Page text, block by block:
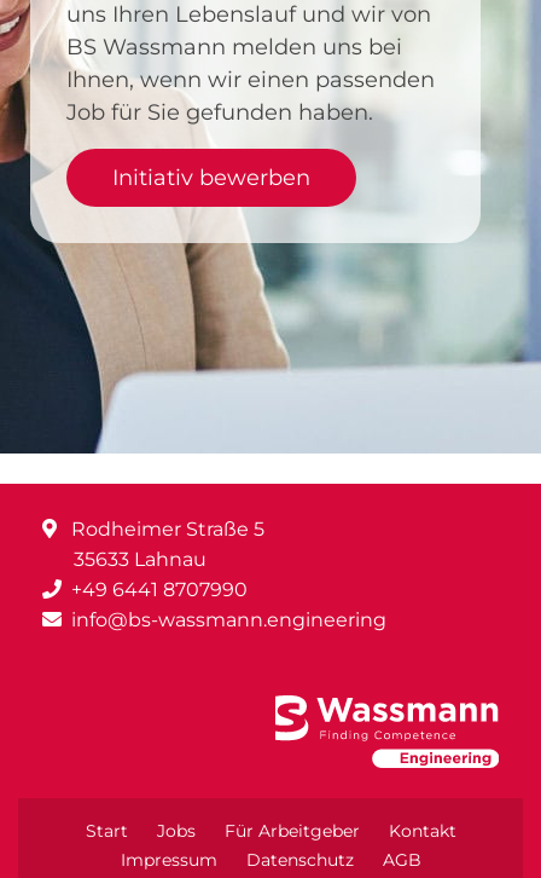
uns Ihren Lebenslauf und wir von
BS Wassmann melden uns bei
Ihnen, wenn wir einen passenden
Job für Sie gefunden haben.
Initiativ bewerben
Rodheimer Straße 5
35633 Lahnau
+49 6441 8707990
info@bs-wassmann.engineering
Start Jobs Für Arbeitgeber
Kontakt
Impressum
Datenschutz AGB